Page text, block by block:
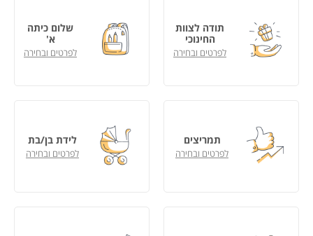
תודה לצוות
החינוכי
לפרטים ובחירה
שלום כיתה
א'
לפרטים ובחירה
תמריצים
לפרטים ובחירה
לידת בן/בת
לפרטים ובחירה